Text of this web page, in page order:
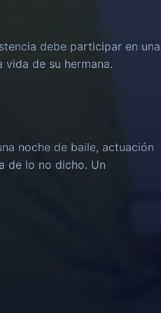
debe participar en una
de su hermana.
noche de baile, actuación
de lo no dicho. Un